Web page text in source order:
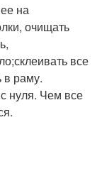
на
очищать
все
в раму.
нуля. Чем все